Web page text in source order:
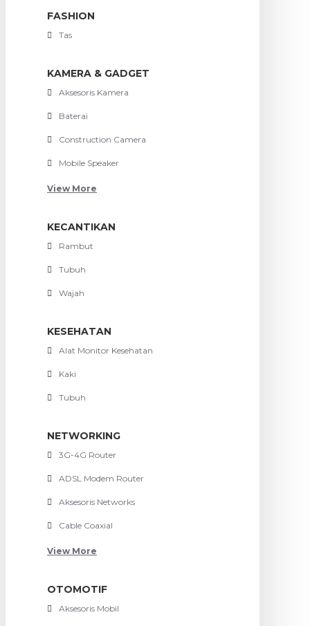
FASHION
Tas
KAMERA & GADGET
Aksesoris Kamera
Baterai
Construction Camera
Mobile Speaker
View More
KECANTIKAN
Rambut
Tubuh
Wajah
KESEHATAN
Alat Monitor Kesehatan
Kaki
Tubuh
NETWORKING
3G-4G Router
ADSL Modem Router
Aksesoris Networks
Cable Coaxial
View More
OTOMOTIF
Aksesoris Mobil